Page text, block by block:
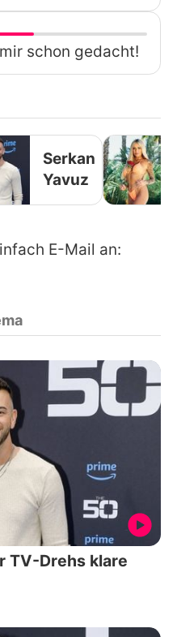
schon gedacht!
Serkan
Yavuz
E-Mail an:
TV-Drehs klare